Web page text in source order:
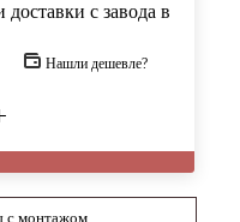
с завода в
Нашли дешевле?
с монтажом